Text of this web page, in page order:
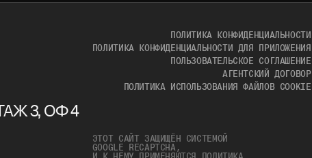
3, ОФ 4
ПОЛИТИКА КОНФИДЕНЦИАЛЬНОСТИ
ПОЛИТИКА КОНФИДЕНЦИАЛЬНОСТИ ДЛЯ ПРИЛОЖЕНИЯ
ПОЛЬЗОВАТЕЛЬСКОЕ СОГЛАШЕНИЕ
АГЕНТСКИЙ ДОГОВОР
ПОЛИТИКА ИСПОЛЬЗОВАНИЯ ФАЙЛОВ COOKIE
ЭТОТ САЙТ ЗАЩИЩЁН СИСТЕМОЙ
GOOGLE RECAPTCHA,
И К НЕМУ ПРИМЕНЯЮТСЯ
ПОЛИТИКА